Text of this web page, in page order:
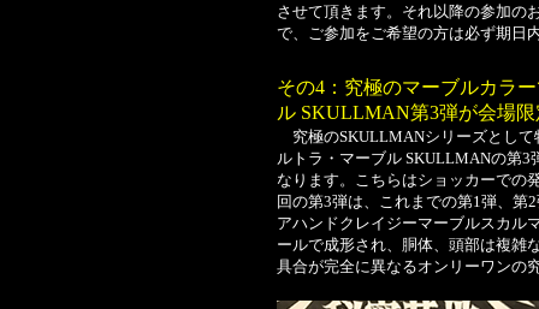
させて頂きます。それ以降の参加の
で、ご参加をご希望の方は必ず期日
その4：究極のマーブルカラ
ル SKULLMAN第3弾が会場
究極のSKULLMANシリーズとして
ルトラ・マーブル SKULLMANの第
なります。こちらはショッカーでの
回の第3弾は、これまでの第1弾、第
アハンドクレイジーマーブルスカル
ールで成形され、胴体、頭部は複雑
具合が完全に異なるオンリーワンの